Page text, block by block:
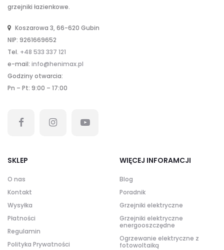
grzejniki łazienkowe.
Koszarowa 3, 66-620 Gubin
NIP: 9261669652
Tel. +48 533 337 121
e-mail: info@henimax.pl
Godziny otwarcia:
Pn – Pt: 9:00 – 17:00
SKLEP
O nas
Kontakt
Wysyłka
Płatności
Regulamin
Polityka Prywatności
WIĘCEJ INFORAMCJI
Blog
Poradnik
Grzejniki elektryczne
Grzejniki elektryczne
energooszczędne
Ogrzewanie elektryczne z
fotowoltaiką